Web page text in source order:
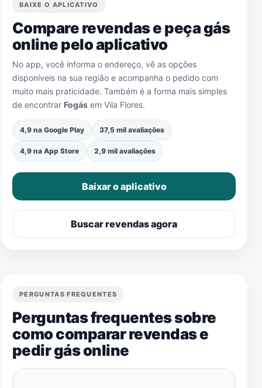
BAIXE O APLICATIVO
Compare revendas e peça gás
online pelo aplicativo
No app, você informa o endereço, vê as opções
disponíveis na sua região e acompanha o pedido com
muito mais praticidade. Também é a forma mais simples
de encontrar Fogás em Vila Flores.
4,9 na Google Play 37,5 mil avaliações
4,9 na App Store 2,9 mil avaliações
Baixar o aplicativo
Buscar revendas agora
PERGUNTAS FREQUENTES
Perguntas frequentes sobre
como comparar revendas e
pedir gás online